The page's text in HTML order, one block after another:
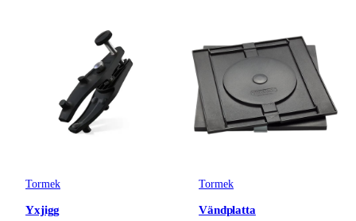
Tormek
Yxjigg
Tormek
Vändplatta